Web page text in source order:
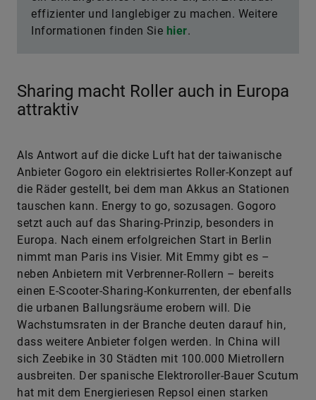
effizienter und langlebiger zu machen. Weitere
Informationen finden Sie hier.
Sharing macht Roller auch in Europa
attraktiv
Als Antwort auf die dicke Luft hat der taiwanische
Anbieter Gogoro ein elektrisiertes Roller-Konzept auf
die Räder gestellt, bei dem man Akkus an Stationen
tauschen kann. Energy to go, sozusagen. Gogoro
setzt auch auf das Sharing-Prinzip, besonders in
Europa. Nach einem erfolgreichen Start in Berlin
nimmt man Paris ins Visier. Mit Emmy gibt es –
neben Anbietern mit Verbrenner-Rollern – bereits
einen E-Scooter-Sharing-Konkurrenten, der ebenfalls
die urbanen Ballungsräume erobern will. Die
Wachstumsraten in der Branche deuten darauf hin,
dass weitere Anbieter folgen werden. In China will
sich Zeebike in 30 Städten mit 100.000 Mietrollern
ausbreiten. Der spanische Elektroroller-Bauer Scutum
hat mit dem Energieriesen Repsol einen starken